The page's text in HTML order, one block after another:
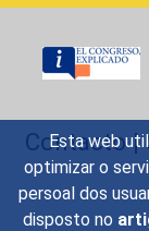
Esta web
optimizar o
persoal dos
disposto no
Contacto|